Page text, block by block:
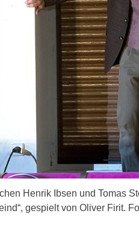
Henrik Ibsen und Tomas
gespielt von Oliver Firit.